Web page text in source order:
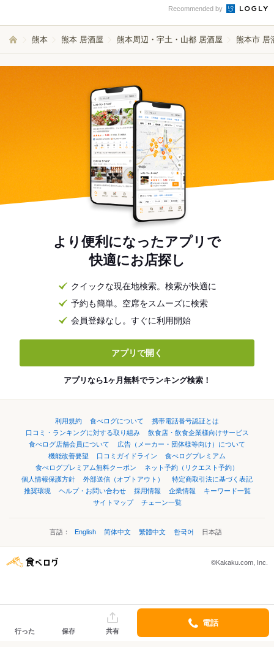
Recommended by
熊本 熊本 居酒屋 熊本周辺・宇土・山都 居酒屋 熊本市 居
より便利になったアプリで
快適にお店探し
クイックな現在地検索。検索が快適に
予約も簡単。空席をスムーズに検索
会員登録なし。すぐに利用開始
アプリで開く
アプリなら1ヶ月無料でランキング検索！
利用規約 食べログについて
携帯電話番号認証とは
口コミ・ランキングに対する取り組み
飲食店・飲食企業様向けサービス
食べログ店舗会員について
広告（メーカー・団体様等向け）について
機能改善要望
口コミガイドライン
食べログプレミアム
食べログプレミアム無料クーポン
ネット予約（リクエスト予約）
個人情報保護方針
外部送信（オプトアウト）
特定商取引法に基づく表記
推奨環境
ヘルプ・お問い合わせ 採用情報 企業情報
キーワード一覧
サイトマップ
チェーン一覧
言語： English 简体中文 繁體中文 한국어 日本語
©Kakaku.com, Inc.
行った 保存 共有
電話